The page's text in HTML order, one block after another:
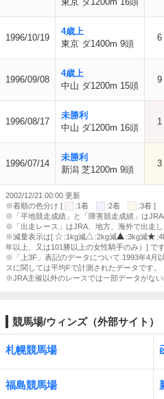
1996/10/19
4歳上
東京 ダ1400m 9頭
6
1996/09/08
4歳上
中山 ダ1200m 15頭
9
1996/08/17
未勝利
中山 ダ1200m 16頭
1
1996/07/14
未勝利
新潟 芝1200m 9頭
3
2002/12/21 00:00 更新
※着順の色分け [
:1着 :2着
:3着 ]
※「平地競走成績」と「障害競走成績」はJRA
※「出走レース」はJRA、地方、海外で出走し
※減量表示は[
:1kg減 :2kg減 :3kg減
年以上、又は101勝以上の女性騎手のみ）] です
※「上3F」表記のデータについて 1993年4月
スに関しては平均Fで計測されたデータです。
※JRA主催以外のレースでは一部データがない
競馬場/ウィンズ（外部サイト）
札幌競馬場
福島競馬場